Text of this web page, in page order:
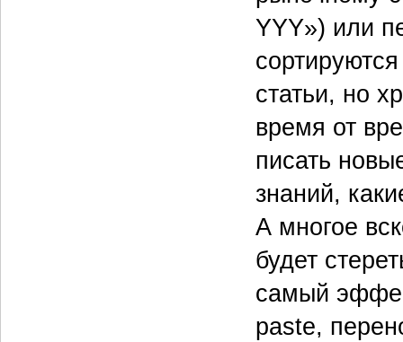
YYY») или
статьи, но
время от
писать
знаний,
А многое
будет
самый
paste,